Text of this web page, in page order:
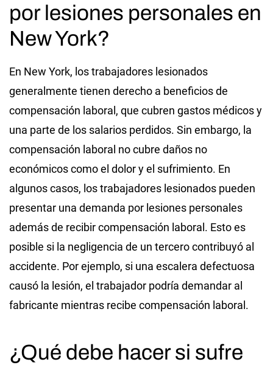
por lesiones personales en
New York?
En New York, los trabajadores lesionados
generalmente tienen derecho a beneficios de
compensación laboral, que cubren gastos médicos y
una parte de los salarios perdidos. Sin embargo, la
compensación laboral no cubre daños no
económicos como el dolor y el sufrimiento. En
algunos casos, los trabajadores lesionados pueden
presentar una demanda por lesiones personales
además de recibir compensación laboral. Esto es
posible si la negligencia de un tercero contribuyó al
accidente. Por ejemplo, si una escalera defectuosa
causó la lesión, el trabajador podría demandar al
fabricante mientras recibe compensación laboral.
¿Qué debe hacer si sufre